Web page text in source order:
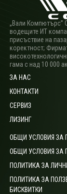
„Вали Компютърс”
водещите ИТ
присъствие на
коректност;
гама с над 10 000
ЗА НАС
КОНТАКТИ
СЕРВИЗ
ЛИЗИНГ
ОБЩИ УСЛОВИЯ
ОБЩИ УСЛОВИЯ ЗА
ПОЛИТИКА ЗА
ПОЛИТИКА ЗА
БИСКВИТКИ